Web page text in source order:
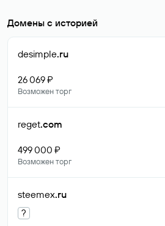
Домены с историей
desimple.ru
26 069 ₽
Возможен торг
reget.com
499 000 ₽
Возможен торг
steemex.ru
?